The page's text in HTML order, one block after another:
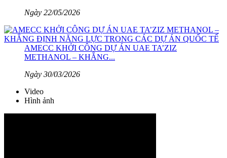
Ngày 22/05/2026
AMECC KHỞI CÔNG DỰ ÁN UAE TA’ZIZ
METHANOL – KHẲNG...
Ngày 30/03/2026
Video
Hình ảnh